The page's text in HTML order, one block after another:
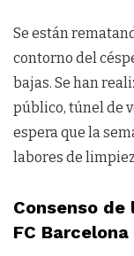
Se están
contorno del
bajas. Se han
público, túnel de
espera que la
labores de
Consenso de
FC Barcelona